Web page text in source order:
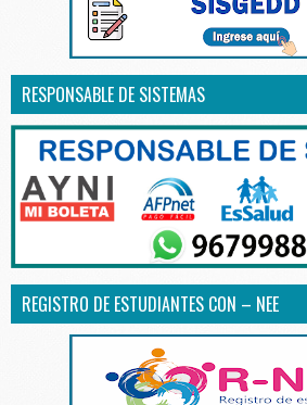
RESPONSABLE DE SISTEMAS
REGISTRO DE ESTUDIANTES CON – NEE